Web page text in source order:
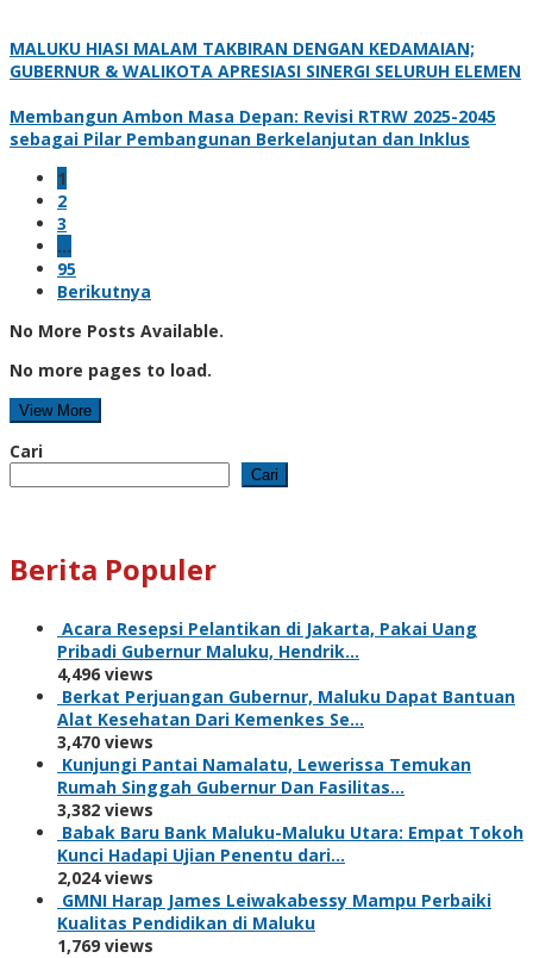
MALUKU HIASI MALAM TAKBIRAN DENGAN KEDAMAIAN;
GUBERNUR & WALIKOTA APRESIASI SINERGI SELURUH ELEMEN
Membangun Ambon Masa Depan: Revisi RTRW 2025-2045
sebagai Pilar Pembangunan Berkelanjutan dan Inklus
1
2
3
…
95
Berikutnya
No More Posts Available.
No more pages to load.
View More
Cari
Cari
Berita Populer
Acara Resepsi Pelantikan di Jakarta, Pakai Uang
Pribadi Gubernur Maluku, Hendrik…
4,496 views
Berkat Perjuangan Gubernur, Maluku Dapat Bantuan
Alat Kesehatan Dari Kemenkes Se…
3,470 views
Kunjungi Pantai Namalatu, Lewerissa Temukan
Rumah Singgah Gubernur Dan Fasilitas…
3,382 views
Babak Baru Bank Maluku-Maluku Utara: Empat Tokoh
Kunci Hadapi Ujian Penentu dari…
2,024 views
GMNI Harap James Leiwakabessy Mampu Perbaiki
Kualitas Pendidikan di Maluku
1,769 views